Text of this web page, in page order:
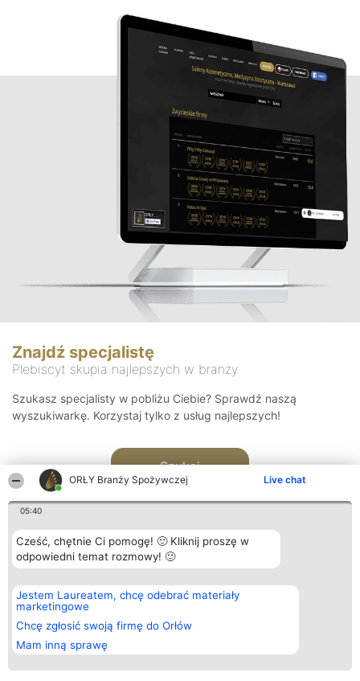
ORŁY Branży Spożywczej Live chat
05:40
Cześć, chętnie Ci pomogę! 🙂 Kliknij proszę w
odpowiedni temat rozmowy! 🙂
Jestem Laureatem, chcę odebrać materiały
marketingowe
Chcę zgłosić swoją firmę do Orłów
Mam inną sprawę
Znajdź specjalistę
Plebiscyt skupia najlepszych w branży
Szukasz specjalisty w pobliżu Ciebie? Sprawdź naszą
wyszukiwarkę. Korzystaj tylko z usług najlepszych!
Szukaj
Organizator plebiscytu
Bright Side Solutions sp. z o.
o. sp. k.
ul. Ruska 22
Wrocław 50-079
KRS 0000749100 | Regon
381313360 | NIP 8943132676
Plebiscyt
Laureaci
wszystkich
Laureatów
Regulamin
Kontakt
Kontakt